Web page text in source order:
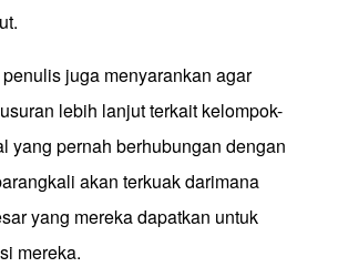
juga menyarankan agar
lebih lanjut terkait kelompok-
yang pernah berhubungan dengan
akan terkuak darimana
yang mereka dapatkan untuk
mereka.